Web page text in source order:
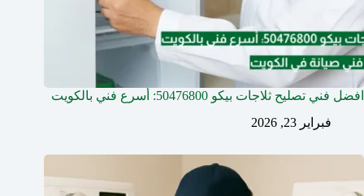
افضل فني تصليح ثلاجات بيكو 50476800: أسرع فني بالكويت
فبراير 23, 2026